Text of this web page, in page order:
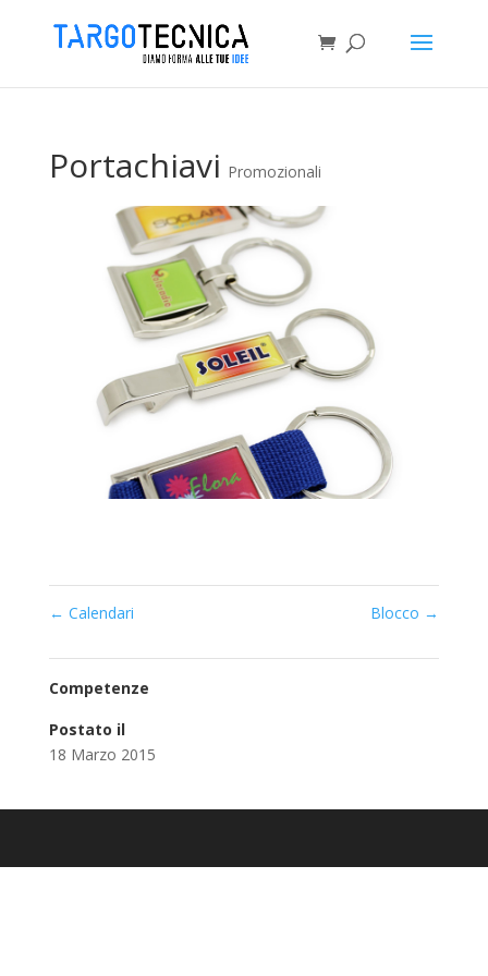
Portachiavi Promozionali
← Calendari Blocco →
Competenze
Postato il
18 Marzo 2015